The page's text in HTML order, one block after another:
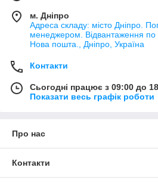
м. Дніпро
Адреса складу: місто Дніпро.
менеджером. Відвантаження по
Нова пошта., Дніпро, Україна
Контакти
Сьогодні працює з 09:00 до
Показати весь графік роботи
Про нас
Контакти